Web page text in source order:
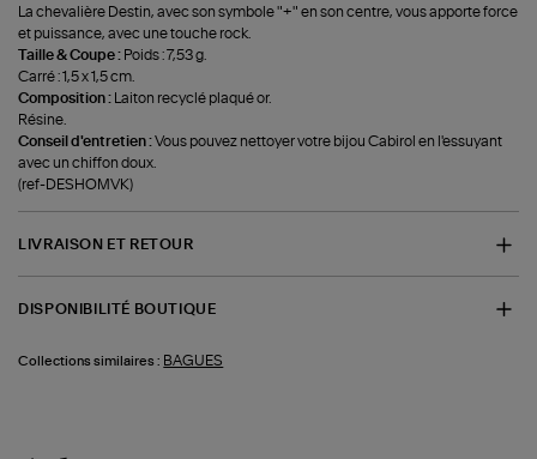
La chevalière Destin, avec son symbole "+" en son centre, vous apporte force
et puissance, avec une touche rock.
Taille & Coupe : Poids : 7,53 g.
Carré : 1,5 x 1,5 cm.
Composition : Laiton recyclé plaqué or.
Résine.
Conseil d'entretien :Vous pouvez nettoyer votre bijou Cabirol en l'essuyant
avec un chiffon doux.
(ref-DESHOMVK)
LIVRAISON ET RETOUR
DISPONIBILITÉ BOUTIQUE
Collections similaires : BAGUES